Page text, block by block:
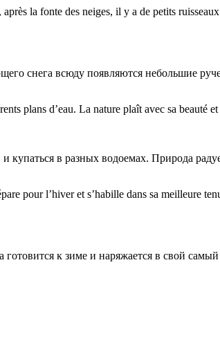
la fonte des neiges, il y a de petits
снега всюду появляются небольшие
plans d’eau. La nature plaît avec sa beauté
в разных водоемах. Природа
pour l’hiver et s’habille dans sa meilleure
к зиме и наряжается в свой